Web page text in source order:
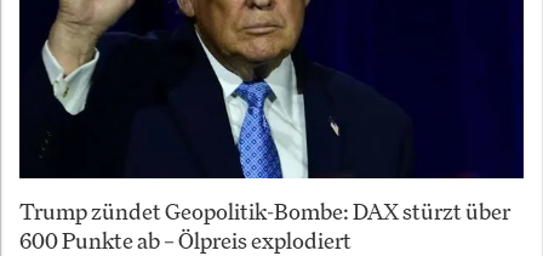
Trump zündet Geopolitik-Bombe: DAX stürzt über
600 Punkte ab – Ölpreis explodiert